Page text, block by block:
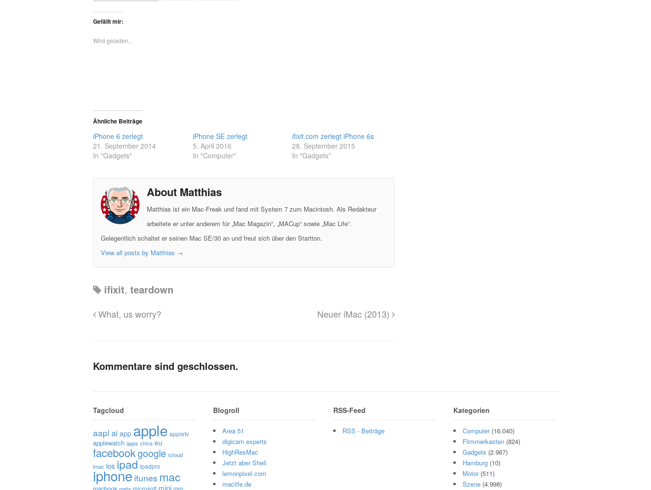
Gefällt mir:
Wird geladen...
Ähnliche Beiträge
iPhone 6 zerlegt
21. September 2014
In "Gadgets"
iPhone SE zerlegt
5. April 2016
In "Computer"
ifixit.com zerlegt iPhone 6s
28. September 2015
In "Gadgets"
About Matthias
Matthias ist ein Mac-Freak und fand mit System 7 zum Macintosh. Als Redakteur
arbeitete er unter anderem für „Mac Magazin“, „MACup“ sowie „Mac Life“.
Gelegentlich schaltet er seinen Mac SE/30 an und freut sich über den Startton.
View all posts by Matthias →
ifixit, teardown
What, us worry? Neuer iMac (2013)
Kommentare sind geschlossen.
Tagcloud
aapl ai app apple appletv
applewatch apps china eu
facebookgoogle icloud
imac ios ipad ipadpro
iphone itunes mac
microsoft mini
Blogroll
Area 51
digicam experts
HighResMac
Jetzt aber Shell
lemonpixel.com
maclife.de
RSS-Feed
RSS - Beiträge
Kategorien
Computer(16.040)
Flimmerkasten (824)
Gadgets (2.967)
Hamburg (10)
Motor(511)
Szene (4.998)